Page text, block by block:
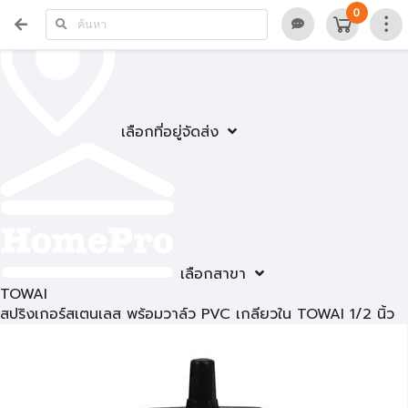
เลือกที่อยู่จัดส่ง
เลือกสาขา
0
TOWAI
สปริงเกอร์สเตนเลส พร้อมวาล์ว PVC เกลียวใน TOWAI 1/2 นิ้ว